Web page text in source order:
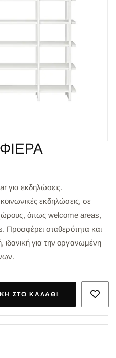
για εκδηλώσεις.
εκδηλώσεις, σε
όπως welcome areas,
Προσφέρει σταθερότητα και
ιδανική για την οργανωμένη
ΣΤΟ ΚΑΛΆΘΙ